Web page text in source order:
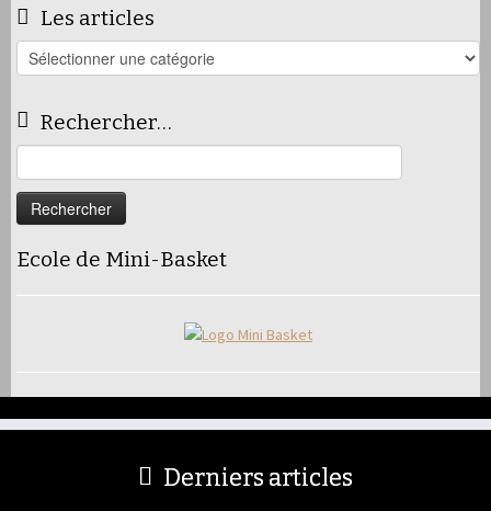
Les articles
Les
articles
Rechercher…
Ecole de Mini-Basket
Derniers articles